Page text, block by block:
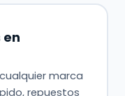
marca
repuestos